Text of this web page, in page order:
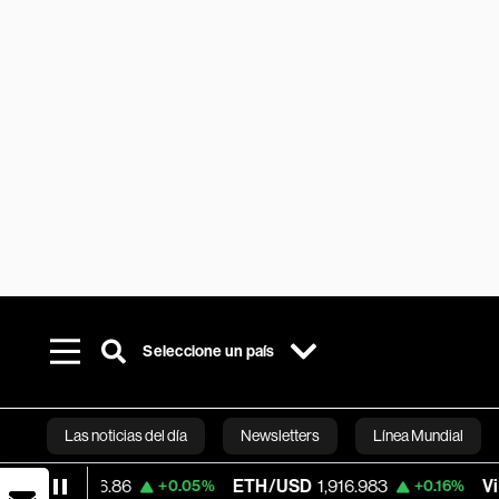
Seleccione un país
Las noticias del día Newsletters Línea Mundial
Bloomberg
ETH/USD 1,916.983 +0.16% Visa 362.50 -